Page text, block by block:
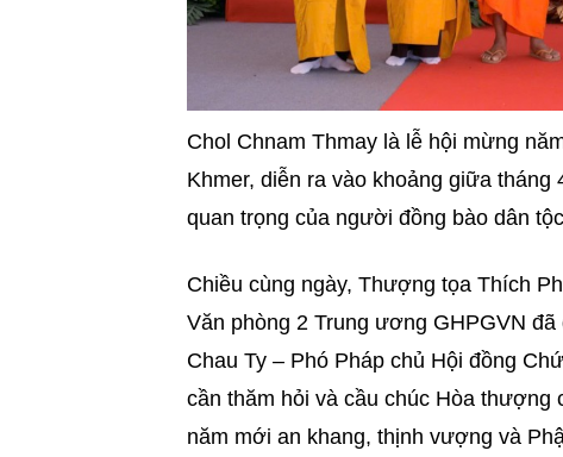
Chol Chnam Thmay là lễ hội mừng
Khmer, diễn ra vào khoảng giữa
quan trọng của người đồng bào dân
Chiều cùng ngày, Thượng tọa Thích
Văn phòng 2 Trung ương GHPGVN
Chau Ty – Phó Pháp chủ Hội đồng
cần thăm hỏi và cầu chúc Hòa
năm mới an khang, thịnh vượng và